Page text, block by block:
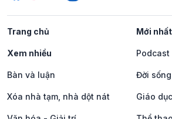
Trang chủ Mới nhất
Xem nhiều Podcast
Bàn và luận Đời
Xóa nhà tạm, nhà dột nát Giáo